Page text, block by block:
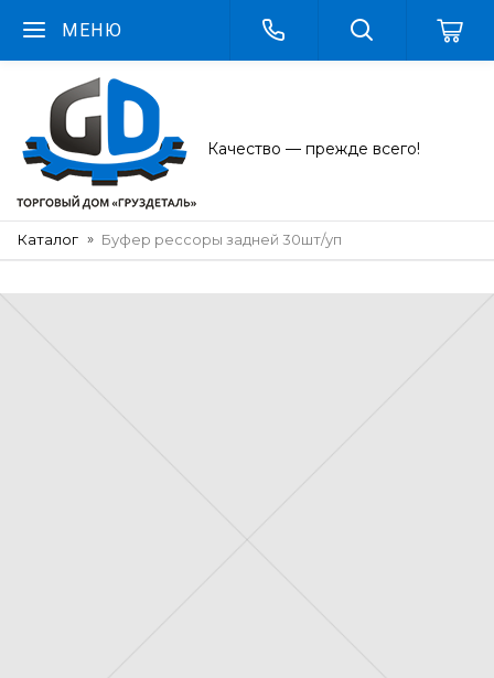
МЕНЮ
Качество — прежде всего!
Каталог Буфер рессоры задней 30шт/уп